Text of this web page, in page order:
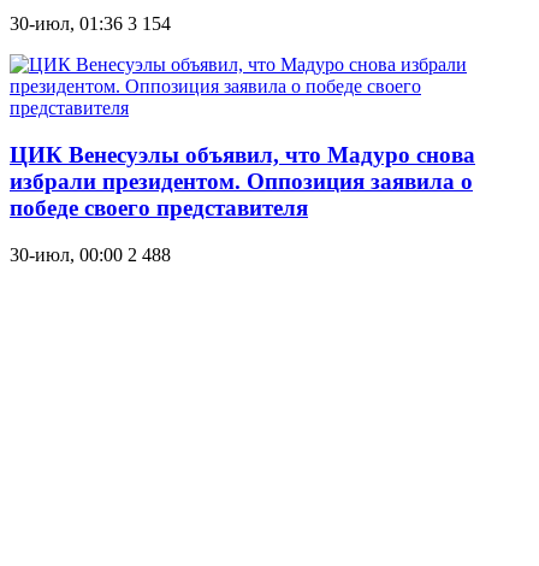
30-июл, 01:36 3 154
ЦИК Венесуэлы объявил, что Мадуро снова
избрали президентом. Оппозиция заявила о
победе своего представителя
30-июл, 00:00 2 488